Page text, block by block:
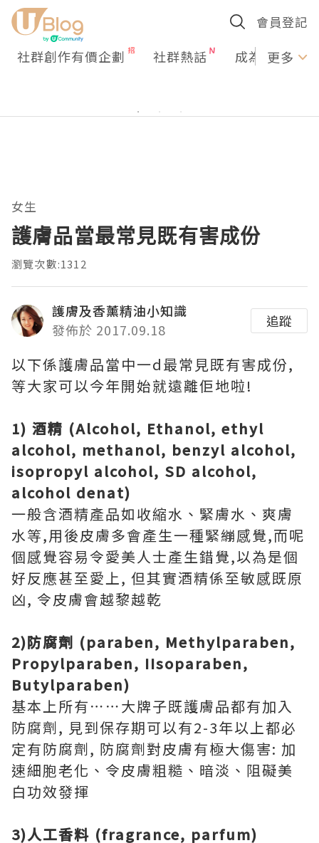
會員登記
社群創作有價企劃 社群熱話 成為U更多
女生
護膚品當最常見既有害成份
瀏覽次數:1312
護膚及香薰精油小知識
發佈於 2017.09.18
追蹤
以下係護膚品當中一d最常見既有害成份,
等大家可以今年開始就遠離佢地啦!
1) 酒精 (Alcohol, Ethanol, ethyl
alcohol, methanol, benzyl alcohol,
isopropyl alcohol, SD alcohol,
alcohol denat)
一般含酒精產品如收縮水、緊膚水、爽膚
水等,用後皮膚多會產生一種緊繃感覺,而呢
個感覺容易令愛美人士產生錯覺,以為是個
好反應甚至愛上, 但其實酒精係至敏感既原
凶, 令皮膚會越黎越乾
2)防腐劑 (paraben, Methylparaben,
Propylparaben, IIsoparaben,
Butylparaben)
基本上所有⋯⋯大牌子既護膚品都有加入
防腐劑, 見到保存期可以有2-3年以上都必
定有防腐劑, 防腐劑對皮膚有極大傷害: 加
速細胞老化、令皮膚粗糙、暗淡、阻礙美
白功效發揮
3)人工香料 (fragrance, parfum)